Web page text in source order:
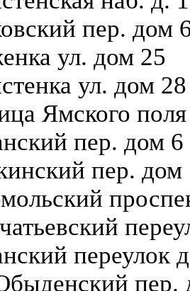
пер. дом
ул. дом 25
ул. дом 28
Ямского
пер. дом 6
пер. дом
переулок
пер.